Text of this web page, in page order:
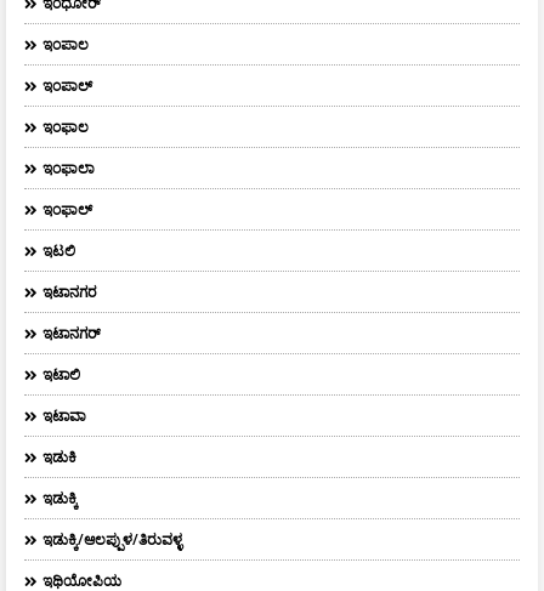
ಇಂಪಾಲ
ಇಂಪಾಲ್‌
ಇಂಫಾಲ
ಇಂಫಾಲಾ
ಇಂಫಾಲ್
ಇಟಲಿ
ಇಟಾನಗರ
ಇಟಾನಗರ್‌
ಇಟಾಲಿ
ಇಟಾವಾ
ಇಡುಕಿ
ಇಡುಕ್ಕಿ
ಇಡುಕ್ಕಿ/ಆಲಪ್ಪುಳ/ತಿರುವಳ್ಳ
ಇಥಿಯೋಪಿಯ